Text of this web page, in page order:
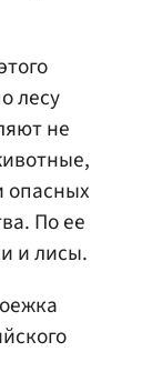
лесу
не
опасных
По ее
и лисы.